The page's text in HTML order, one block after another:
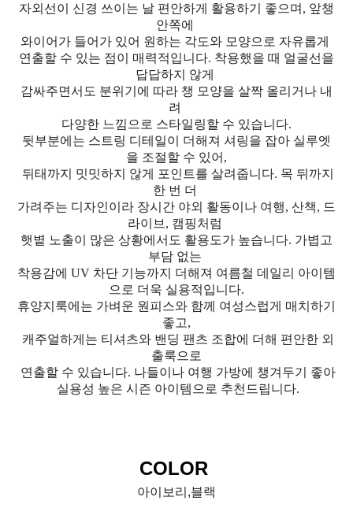
자외선이 신경 쓰이는 날 편안하게 활용하기 좋으며, 앞챙
안쪽에
와이어가 들어가 있어 원하는 각도와 모양으로 자유롭게
연출할 수 있는 점이 매력적입니다. 착용했을 때 얼굴선을
답답하지 않게
감싸주면서도 분위기에 따라 챙 모양을 살짝 올리거나 내
려
다양한 느낌으로 스타일링할 수 있습니다.
뒷부분에는 스트링 디테일이 더해져 셔링을 잡아 실루엣
을 조절할 수 있어,
뒤태까지 밋밋하지 않게 포인트를 살려줍니다. 목 뒤까지
한 번 더
가려주는 디자인이라 장시간 야외 활동이나 여행, 산책, 드
라이브, 캠핑처럼
햇볕 노출이 많은 상황에서도 활용도가 높습니다. 가볍고
부담 없는
착용감에 UV 차단 기능까지 더해져 여름철 데일리 아이템
으로 더욱 실용적입니다.
휴양지룩에는 가벼운 원피스와 함께 여성스럽게 매치하기
좋고,
캐주얼하게는 티셔츠와 밴딩 팬츠 조합에 더해 편안한 외
출룩으로
연출할 수 있습니다. 나들이나 여행 가방에 챙겨두기 좋아
실용성 높은 시즌 아이템으로 추천드립니다.
COLOR
아이보리,블랙